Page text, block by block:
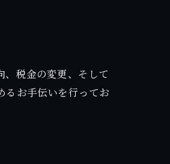
税金の変更、そして
るお手伝いを行ってお